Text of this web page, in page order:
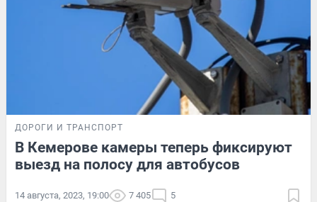
ДОРОГИ И ТРАНСПОРТ
В Кемерове камеры теперь фиксируют
выезд на полосу для автобусов
14 августа, 2023, 19:00 7 405 5